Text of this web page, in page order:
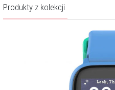
Każdy zegarek AM:PM to atrybut
zegarki z ulubionymi bohaterami
Produkty z kolekcji